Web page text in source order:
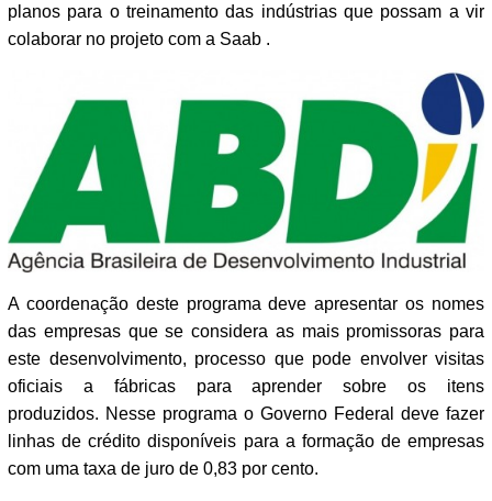
planos para o treinamento das indústrias que possam a vir
colaborar no projeto com a Saab .
A coordenação deste programa deve apresentar os nomes
das empresas que se considera as mais promissoras para
este desenvolvimento, processo que pode envolver visitas
oficiais a fábricas para aprender sobre os itens
produzidos. Nesse programa o Governo Federal deve fazer
linhas de crédito disponíveis para a formação de empresas
com uma taxa de juro de 0,83 por cento.